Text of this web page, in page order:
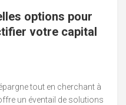
options pour
votre capital
tout en cherchant à
un éventail de solutions